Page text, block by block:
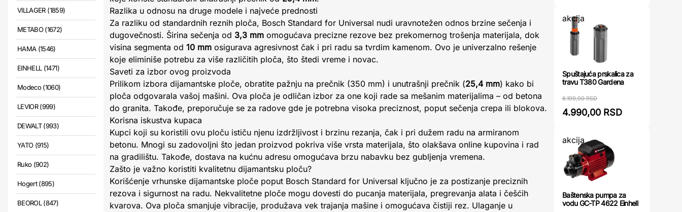
VILLAGER (1859)
METABO (1672)
HAMA (1546)
EINHELL (1471)
Modeco (1060)
LEVIOR (999)
DEWALT (993)
YATO (915)
Ruko (902)
Hogert (895)
BEOROL (847)
Razlika u odnosu na druge modele i najveće prednosti
Za razliku od standardnih reznih ploča, Bosch Standard for Universal nudi uravnotežen odnos brzine sečenja i
dugovečnosti. Širina sečenja od 3,3 mm omogućava precizne rezove bez prekomernog trošenja materijala, dok
visina segmenta od 10 mm osigurava agresivnost čak i pri radu sa tvrdim kamenom. Ovo je univerzalno rešenje
koje eliminiše potrebu za više različitih ploča, što štedi vreme i novac.
Saveti za izbor ovog proizvoda
Prilikom izbora dijamantske ploče, obratite pažnju na prečnik (350 mm) i unutrašnji prečnik (25,4 mm) kako bi
ploča odgovarala vašoj mašini. Ova ploča je odličan izbor za one koji rade sa mešanim materijalima – od betona
do granita. Takođe, preporučuje se za radove gde je potrebna visoka preciznost, poput sečenja crepa ili blokova.
Korisna iskustva kupaca
Kupci koji su koristili ovu ploču ističu njenu izdržljivost i brzinu rezanja, čak i pri dužem radu na armiranom
betonu. Mnogi su zadovoljni što jedan proizvod pokriva više vrsta materijala, što olakšava online kupovina i rad
na gradilištu. Takođe, dostava na kućnu adresu omogućava brzu nabavku bez gubljenja vremena.
Zašto je važno koristiti kvalitetnu dijamantsku ploču?
Korišćenje vrhunske dijamantske ploče poput Bosch Standard for Universal ključno je za postizanje preciznih
rezova i sigurnost na radu. Nekvalitetne ploče mogu dovesti do pucanja materijala, pregrevanja alata i češćih
kvarova. Ova ploča smanjuje vibracije, produžava vek trajanja mašine i omogućava čistiji rez. Ulaganje u
akcija
Spuštajuća prskalica za
travu T380 Gardena
6.199,00 RSD
4.990,00 RSD
akcija
Baštenska pumpa za
vodu GC-TP 4622 Einhell